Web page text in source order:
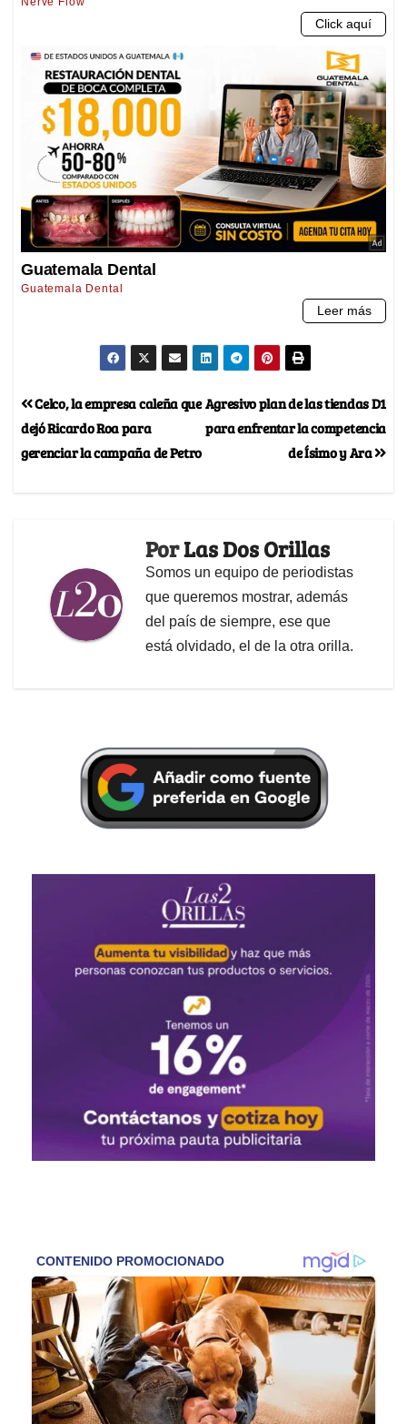
Agresivo plan de las tiendas D1
para enfrentar la competencia
de Ísimo y Ara
Celco, la empresa caleña que
dejó Ricardo Roa para
gerenciar la campaña de Petro
PorLas Dos Orillas
Somos un equipo de periodistas
que queremos mostrar, además
del país de siempre, ese que
está olvidado, el de la otra orilla.